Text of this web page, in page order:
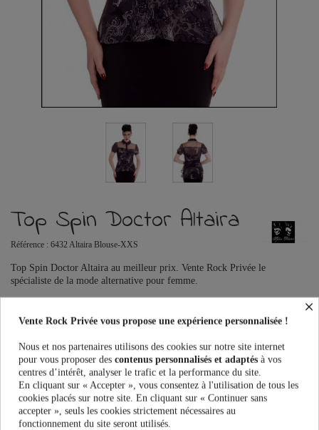
Top Spin Doctor Altaira
Référence : 6432 Altaira Blouse-XXS
Top Spin Doctor Altaira au meilleur prix. Vente Rock Privée le
spécialiste de la mode alternative pour femme.
Taille:
11,90 €
AJOUTER AU PANIER
×
Vente Rock Privée vous propose une expérience personnalisée !
Nous et nos partenaires utilisons des cookies sur notre site internet
pour vous proposer des contenus personnalisés et adaptés à vos
centres d’intérêt, analyser le trafic et la performance du site.
En cliquant sur « Accepter », vous consentez à l'utilisation de tous les
cookies placés sur notre site. En cliquant sur « Continuer sans
accepter », seuls les cookies strictement nécessaires au
fonctionnement du site seront utilisés.